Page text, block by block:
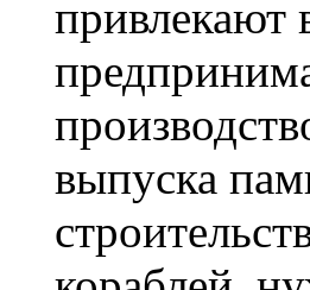
привлекают
выпуска